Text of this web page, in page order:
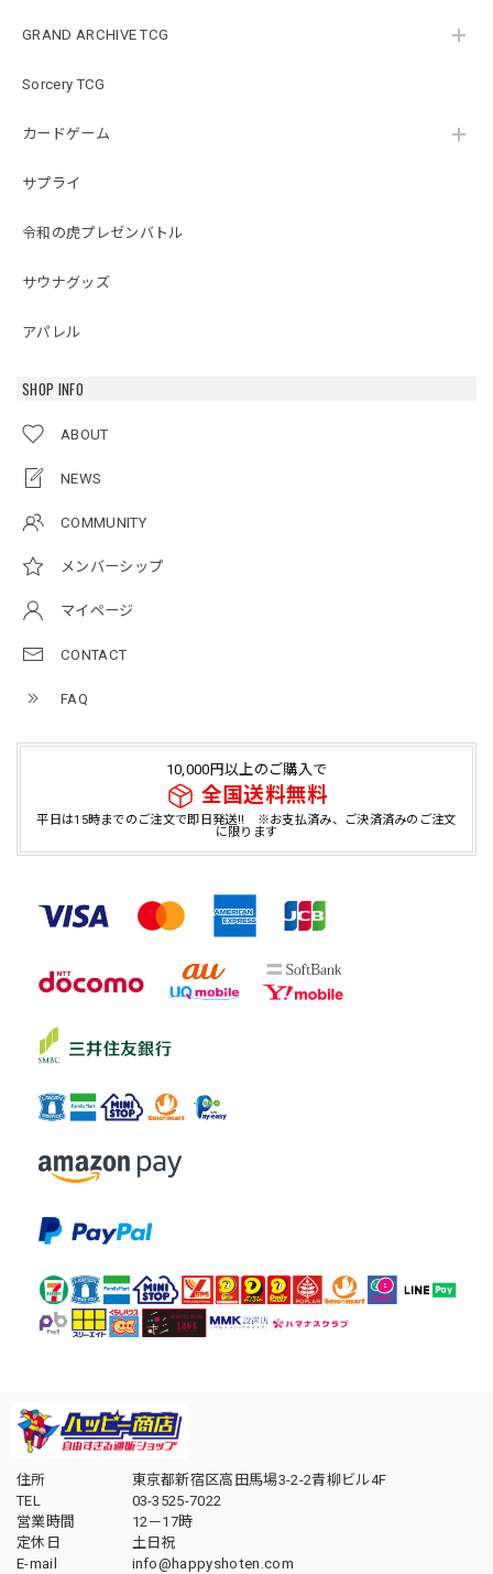
GRAND ARCHIVE TCG
Sorcery TCG
カードゲーム
サプライ
令和の虎プレゼンバトル
サウナグッズ
アパレル
SHOP INFO
ABOUT
NEWS
COMMUNITY
メンバーシップ
マイページ
CONTACT
FAQ
10,000円以上のご購入で
全国送料無料
平日は15時までのご注文で即日発送!! ※お支払済み、ご決済済みのご注文
に限ります
住所
東京都新宿区高田馬場3-2-2青柳ビル4F
TEL
03-3525-7022
営業時間
12－17時
定休日
土日祝
E-mail
info@happyshoten.com